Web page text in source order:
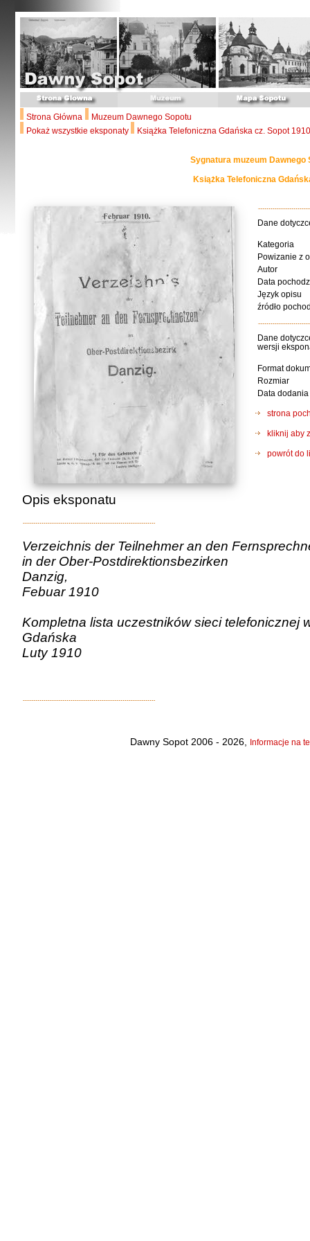
Strona Główna
Muzeum Dawnego Sopotu
Pokaż wszystkie eksponaty
Książka Telefoniczna Gdańska cz. Sopot 1910
Sygnatura muzeum Dawnego
Książka Telefoniczna
Dane
Kategoria
Powizanie z
Autor
Data
Język opisu
źródło
Dane
wersji
Format
Rozmiar
Data
strona
kliknij aby
powrót do
Opis eksponatu
Verzeichnis der Teilnehmer an den
in der Ober-Postdirektionsbezirken
Danzig,
Febuar 1910
Kompletna lista uczestników sieci telefonicznej
Gdańska
Luty 1910
Dawny Sopot 2006 - 2026, Informacje na